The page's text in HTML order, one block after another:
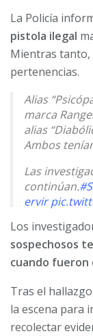
La Policía
pistola ilegal
Mientras tanto,
pertenencias.
Alias
marca
alias
Ambos
Las
continúan.
ervir
— PNC de
2026
Los
sospechosos
cuando fueron
Tras el
la escena para
recolectar